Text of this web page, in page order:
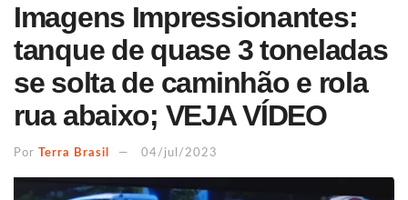
Imagens Impressionantes:
tanque de quase 3 toneladas
se solta de caminhão e rola
rua abaixo; VEJA VÍDEO
Por Terra Brasil 04/jul/2023